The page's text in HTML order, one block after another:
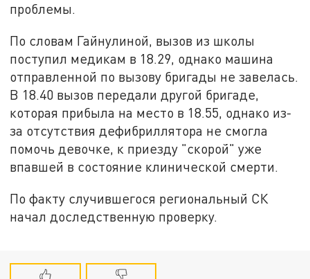
проблемы.
По словам Гайнулиной, вызов из школы
поступил медикам в 18.29, однако машина
отправленной по вызову бригады не завелась.
В 18.40 вызов передали другой бригаде,
которая прибыла на место в 18.55, однако из-
за отсутствия дефибриллятора не смогла
помочь девочке, к приезду "скорой" уже
впавшей в состояние клинической смерти.
По факту случившегося региональный СК
начал доследственную проверку.